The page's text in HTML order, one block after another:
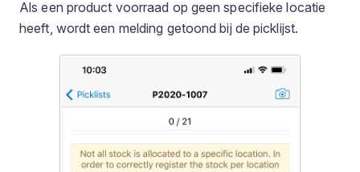
Als een product voorraad op geen specifieke locatie
heeft, wordt een melding getoond bij de picklijst.